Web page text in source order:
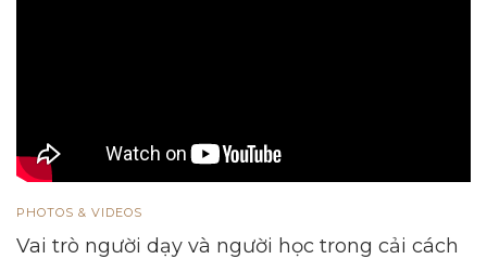
PHOTOS & VIDEOS
Vai trò người dạy và người học trong cải cách